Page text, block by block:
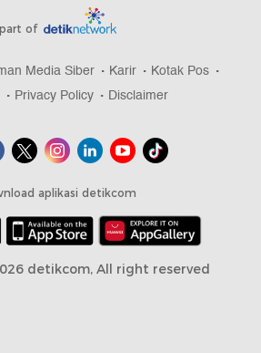
part of
Media Siber Karir
Kotak Pos
Privacy Policy Disclaimer
aplikasi detikcom
detikcom, All right reserved